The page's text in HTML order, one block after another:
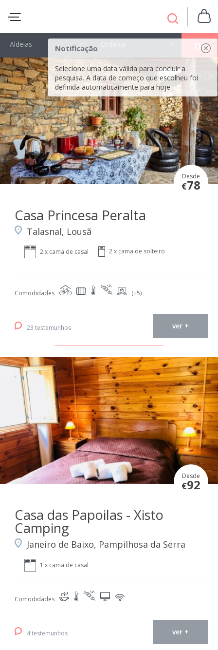
Notificação
Selecione uma data válida para concluir a
pesquisa. A data de começo que escolheu foi
definida automaticamente para hoje.
OK
Aldeias
Desde
€78
Casa Princesa Peralta
Talasnal, Lousã
2 x cama de casal 2 x cama de solteiro
Comodidades (+5)
23 testemunhos ver +
Desde
€92
Casa das Papoilas - Xisto
Camping
Janeiro de Baixo, Pampilhosa da Serra
1 x cama de casal
Comodidades
4 testemunhos ver +